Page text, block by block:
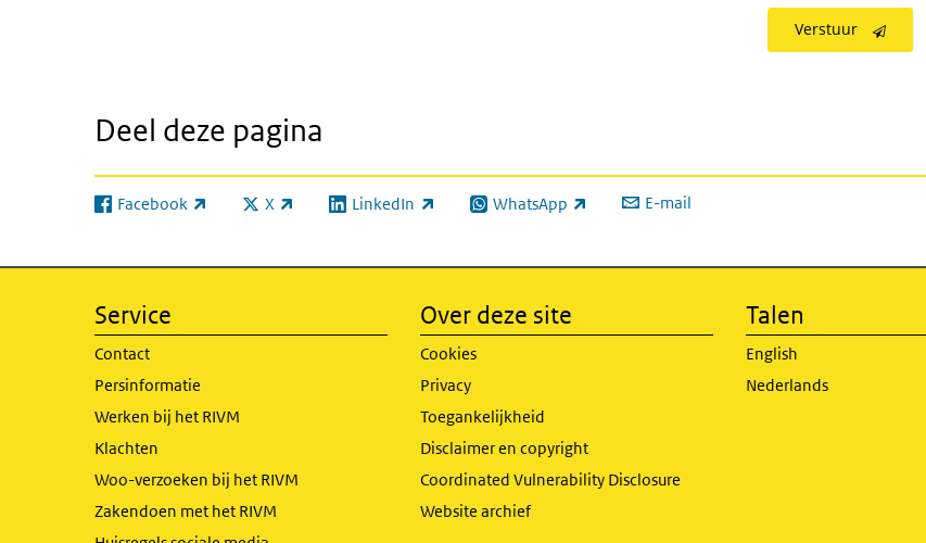
Verstuur
Deel deze pagina
Facebook
(externe link) X
(externe link) LinkedIn
(externe link) WhatsApp
(externe link) E-mail
Service
Contact
Persinformatie
Werken bij het RIVM
Klachten
Woo-verzoeken bij het RIVM
Zakendoen met het RIVM
Over deze site
Cookies
Privacy
Toegankelijkheid
Disclaimer en copyright
Coordinated Vulnerability Disclosure
Website archief
Talen
English
Nederlands